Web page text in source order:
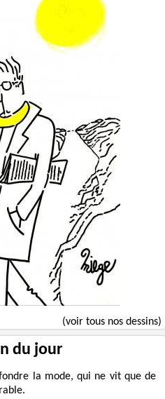
(voir tous nos dessins)
du jour
la mode, qui ne vit que de